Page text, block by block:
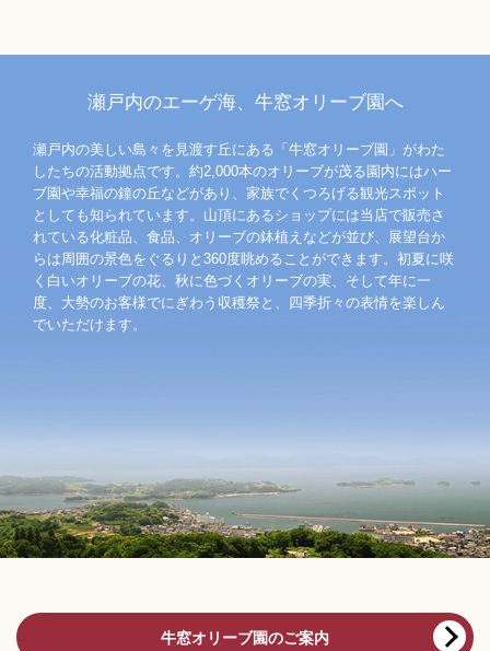
瀬戸内のエーゲ海、牛窓オリーブ園へ
瀬戸内の美しい島々を見渡す丘にある「牛窓オリーブ園」がわた
したちの活動拠点です。約2,000本のオリーブが茂る園内にはハー
ブ園や幸福の鐘の丘などがあり、家族でくつろげる観光スポット
としても知られています。山頂にあるショップには当店で販売さ
れている化粧品、食品、オリーブの鉢植えなどが並び、展望台か
らは周囲の景色をぐるりと360度眺めることができます。初夏に咲
く白いオリーブの花、秋に色づくオリーブの実、そして年に一
度、大勢のお客様でにぎわう収穫祭と、四季折々の表情を楽しん
でいただけます。
牛窓オリーブ園のご案内